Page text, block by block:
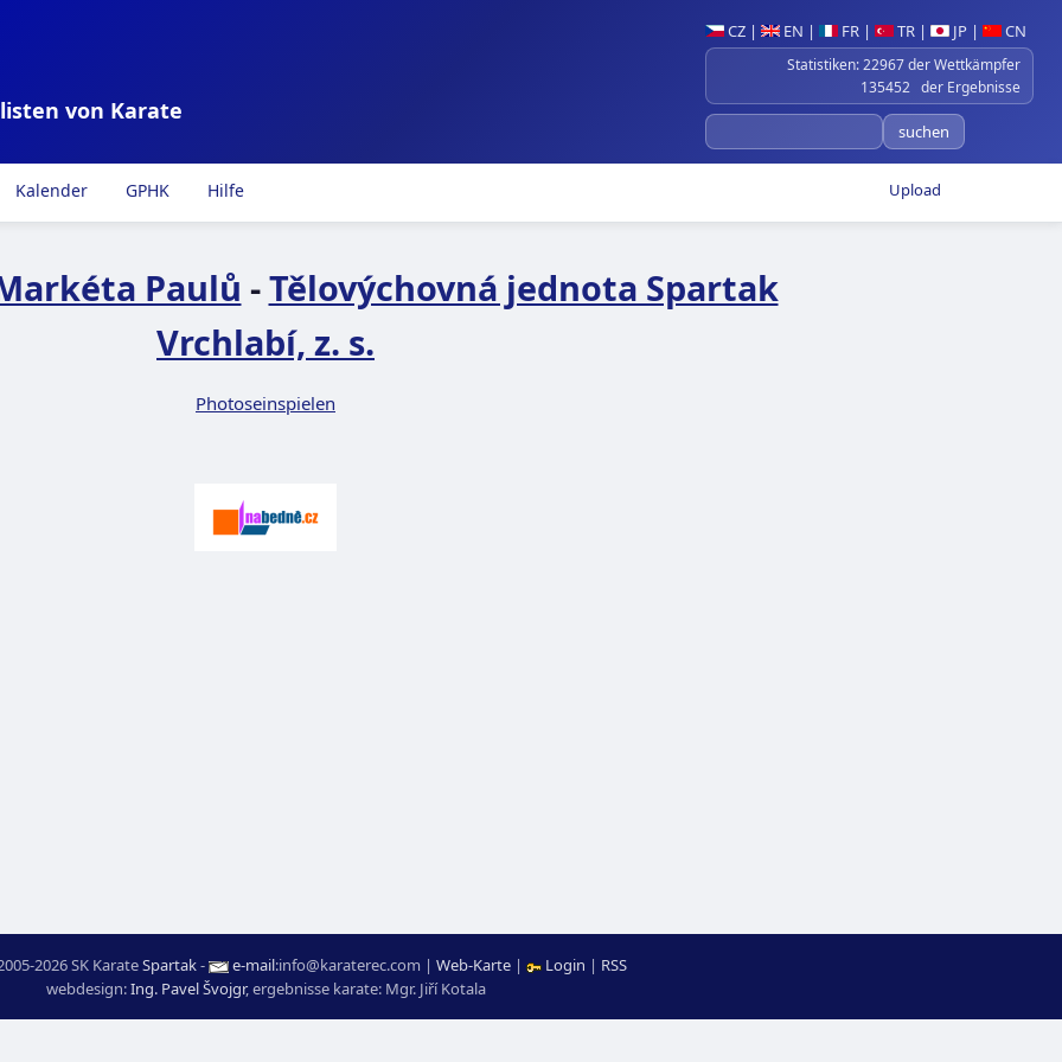
CZ | EN | FR | TR | JP | CN
Statistiken: 22967 der Wettkämpfer
135452 der Ergebnisse
von Karate
Upload
Kalender GPHK Hilfe
Paulů -Tělovýchovná jednota Spartak
Vrchlabí, z. s.
Photoseinspielen
2026 SK KarateSpartak- e-mail:moc.ceretarak@ofni | Web-Karte| Login | RSS
webdesign:Ing. Pavel Švojgr,ergebnisse karate: Mgr. Jiří Kotala